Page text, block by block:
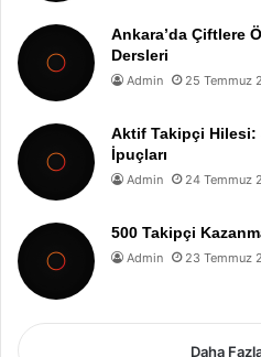
Ankara’da Çiftlere
Dersleri
Admin 25 Temmuz
Aktif Takipçi Hilesi:
İpuçları
Admin 24 Temmuz
500 Takipçi
Admin 23 Temmuz
Daha